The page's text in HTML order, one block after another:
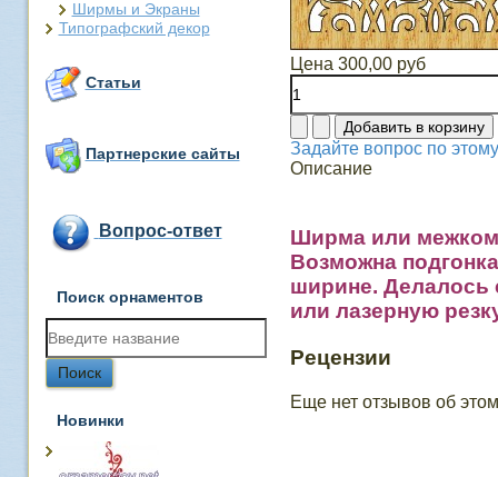
Ширмы и Экраны
Типографский декор
Статьи
Партнерские сайты
Вопрос-ответ
Поиск орнаментов
Новинки
Цена 300,00 руб
Задайте вопрос по
Описание
Ширма или
Возможна
ширине. Делалось
или лазерную
Рецензии
Еще нет отзывов об